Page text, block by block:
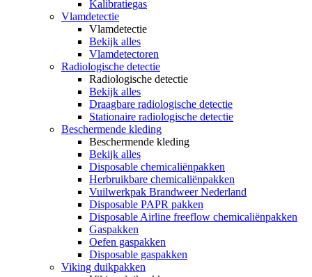
Kalibratiegas
Vlamdetectie
Vlamdetectie
Bekijk alles
Vlamdetectoren
Radiologische detectie
Radiologische detectie
Bekijk alles
Draagbare radiologische detectie
Stationaire radiologische detectie
Beschermende kleding
Beschermende kleding
Bekijk alles
Disposable chemicaliënpakken
Herbruikbare chemicaliënpakken
Vuilwerkpak Brandweer Nederland
Disposable PAPR pakken
Disposable Airline freeflow chemicaliënpakken
Gaspakken
Oefen gaspakken
Disposable gaspakken
Viking duikpakken